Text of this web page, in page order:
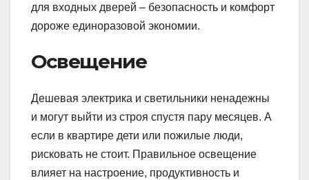
для входных дверей – безопасность и комфорт
дороже единоразовой экономии.
Освещение
Дешевая электрика и светильники ненадежны
и могут выйти из строя спустя пару месяцев. А
если в квартире дети или пожилые люди,
рисковать не стоит. Правильное освещение
влияет на настроение, продуктивность и